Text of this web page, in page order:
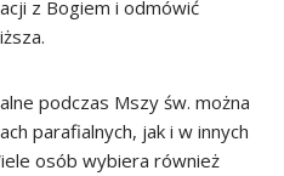
z Bogiem i odmówić
podczas Mszy św. można
parafialnych, jak i w innych
osób wybiera również